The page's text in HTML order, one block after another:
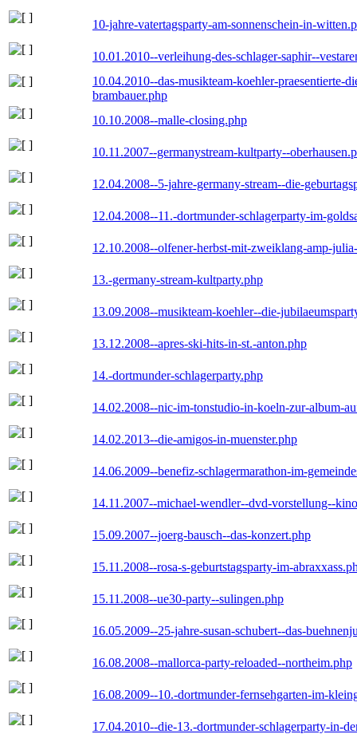
10-jahre-vatertagsparty-am-sonnenschein-in-
10.01.2010--verleihung-des-schlager-saphir--
10.04.2010--das-musikteam-koehler-praesentierte-
brambauer.php
10.10.2008--malle-closing.php
10.11.2007--germanystream-kultparty--
12.04.2008--5-jahre-germany-stream--die-
12.04.2008--11.-dortmunder-schlagerparty-im-
12.10.2008--olfener-herbst-mit-zweiklang-amp-
13.-germany-stream-kultparty.php
13.09.2008--musikteam-koehler--die-
13.12.2008--apres-ski-hits-in-st.-anton.php
14.-dortmunder-schlagerparty.php
14.02.2008--nic-im-tonstudio-in-koeln-zur-album-
14.02.2013--die-amigos-in-muenster.php
14.06.2009--benefiz-schlagermarathon-im-
14.11.2007--michael-wendler--dvd-vorstellung--
15.09.2007--joerg-bausch--das-konzert.php
15.11.2008--rosa-s-geburtstagsparty-im-
15.11.2008--ue30-party--sulingen.php
16.05.2009--25-jahre-susan-schubert--das-
16.08.2008--mallorca-party-reloaded--northeim.php
16.08.2009--10.-dortmunder-fernsehgarten-im-
17.04.2010--die-13.-dortmunder-schlagerparty-in-